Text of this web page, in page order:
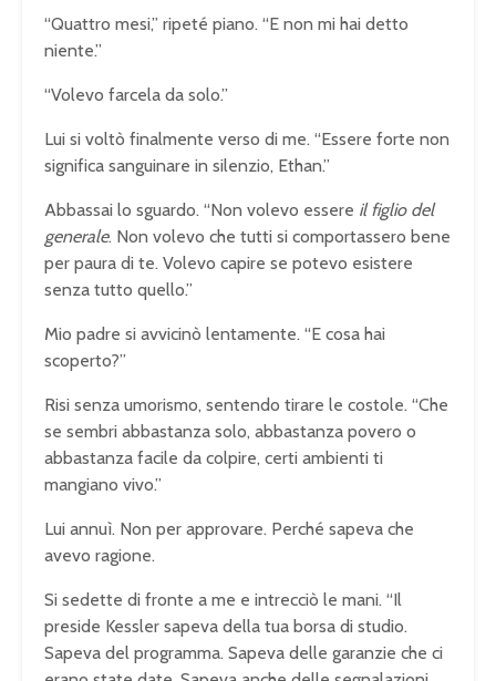
“Quattro mesi,” ripeté piano. “E non mi hai detto
niente.”
“Volevo farcela da solo.”
Lui si voltò finalmente verso di me. “Essere forte non
significa sanguinare in silenzio, Ethan.”
Abbassai lo sguardo. “Non volevo essere il figlio del
generale. Non volevo che tutti si comportassero bene
per paura di te. Volevo capire se potevo esistere
senza tutto quello.”
Mio padre si avvicinò lentamente. “E cosa hai
scoperto?”
Risi senza umorismo, sentendo tirare le costole. “Che
se sembri abbastanza solo, abbastanza povero o
abbastanza facile da colpire, certi ambienti ti
mangiano vivo.”
Lui annuì. Non per approvare. Perché sapeva che
avevo ragione.
Si sedette di fronte a me e intrecciò le mani. “Il
preside Kessler sapeva della tua borsa di studio.
Sapeva del programma. Sapeva delle garanzie che ci